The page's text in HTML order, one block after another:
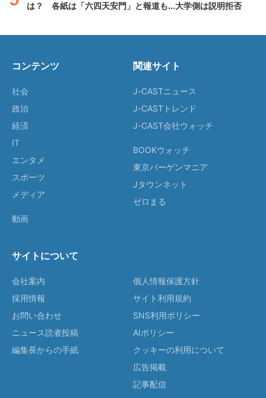
は？ 各紙は「六四天安門」と報道も...大学側は説明拒否
コンテンツ
社会
政治
経済
IT
エンタメ
スポーツ
メディア
動画
関連サイト
J-CASTニュース
J-CASTトレンド
J-CAST会社ウォッチ
BOOKウォッチ
東京バーゲンマニア
Jタウンネット
ゼロまる
サイトについて
会社案内
採用情報
お問い合わせ
ニュース読者投稿
編集長からの手紙
個人情報保護方針
サイト利用規約
SNS利用ポリシー
AIポリシー
クッキーの利用について
広告掲載
記事配信